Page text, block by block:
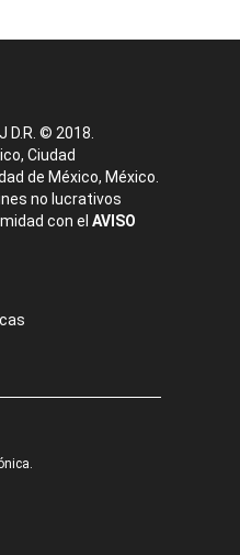
D.R. © 2018.
Ciudad
de México, México.
no lucrativos
con el AVISO